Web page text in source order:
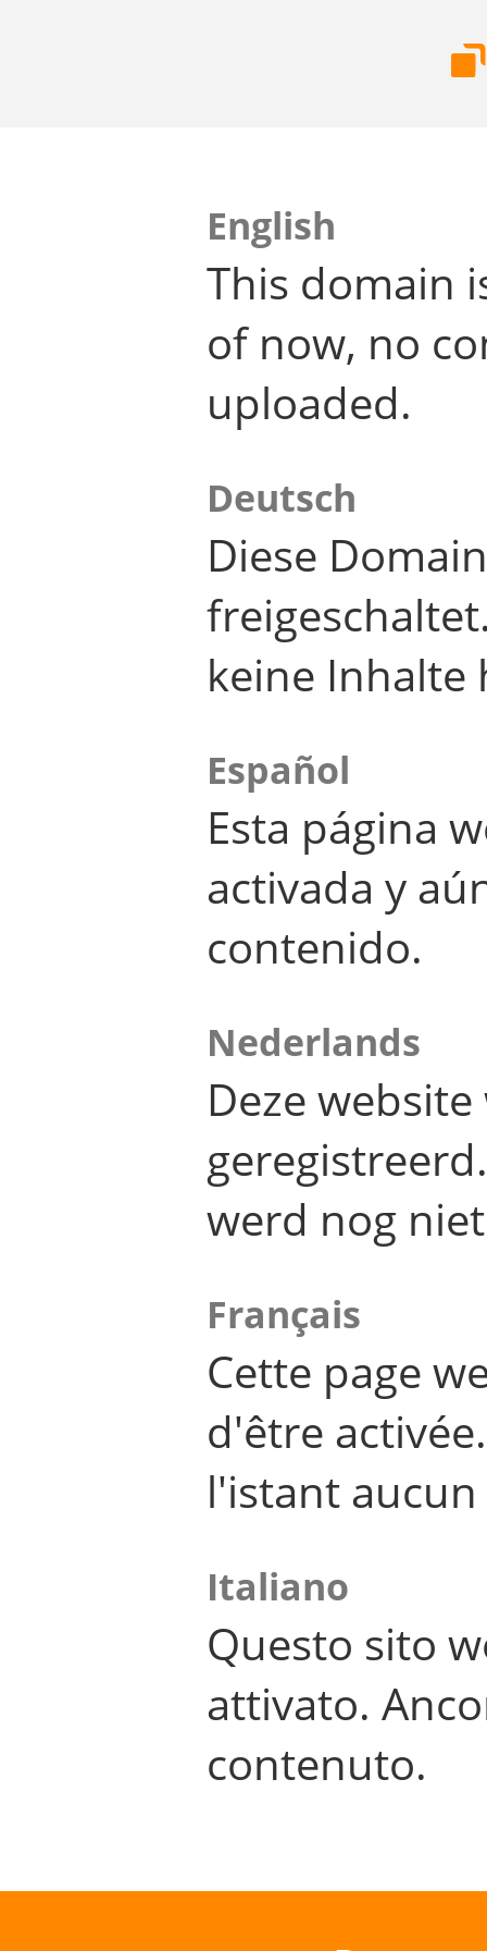
English
This domain
of now, no
uploaded.
Deutsch
Diese
keine Inhalte
Español
Esta página
activada y
contenido.
Nederlands
Deze
werd nog
Français
Cette page
d'être
l'istant
Italiano
Questo sito
attivato.
contenuto.